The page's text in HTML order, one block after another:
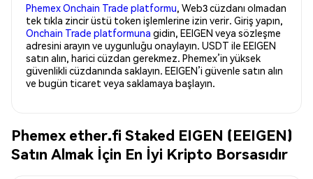
Phemex Onchain Trade platformu, Web3 cüzdanı olmadan
tek tıkla zincir üstü token işlemlerine izin verir. Giriş yapın,
Onchain Trade platformuna gidin, EEIGEN veya sözleşme
adresini arayın ve uygunluğu onaylayın. USDT ile EEIGEN
satın alın, harici cüzdan gerekmez. Phemex’in yüksek
güvenlikli cüzdanında saklayın. EEIGEN’i güvenle satın alın
ve bugün ticaret veya saklamaya başlayın.
Phemex ether.fi Staked EIGEN (EEIGEN)
Satın Almak İçin En İyi Kripto Borsasıdır